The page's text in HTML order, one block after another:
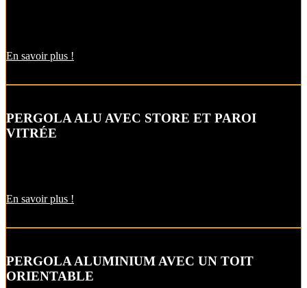
En savoir plus !
PERGOLA ALU AVEC STORE ET PAROI
VITRÉE
En savoir plus !
PERGOLA ALUMINIUM AVEC UN TOIT
ORIENTABLE